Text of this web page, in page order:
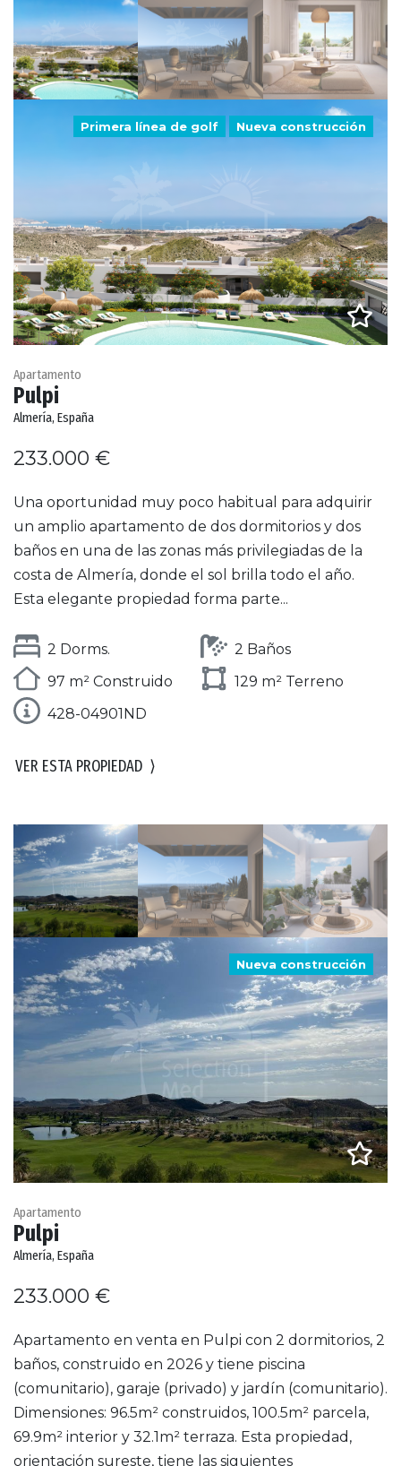
Primera línea de golf Nueva construcción
Apartamento
Pulpi
Almería, España
233.000 €
Una oportunidad muy poco habitual para adquirir
un amplio apartamento de dos dormitorios y dos
baños en una de las zonas más privilegiadas de la
costa de Almería, donde el sol brilla todo el año.
Esta elegante propiedad forma parte...
2 Dorms.
2 Baños
97 m² Construido
129 m² Terreno
428-04901ND
VER ESTA PROPIEDAD ⟩
Nueva construcción
Apartamento
Pulpi
Almería, España
233.000 €
Apartamento en venta en Pulpi con 2 dormitorios, 2
baños, construido en 2026 y tiene piscina
(comunitario), garaje (privado) y jardín (comunitario).
Dimensiones: 96.5m² construidos, 100.5m² parcela,
69.9m² interior y 32.1m² terraza. Esta propiedad,
orientación sureste, tiene las siguientes